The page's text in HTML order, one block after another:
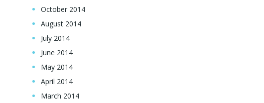
October 2014
August 2014
July 2014
June 2014
May 2014
April 2014
March 2014